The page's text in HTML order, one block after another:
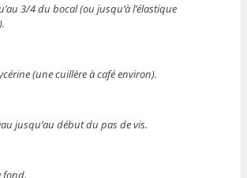
3/4 du bocal (ou jusqu’à l’élastique
(une cuillère à café environ).
jusqu’au début du pas de vis.
fond.